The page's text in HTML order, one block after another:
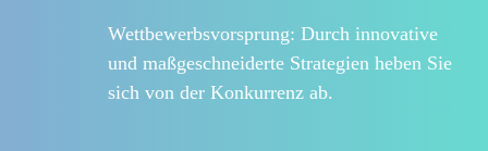
Wettbewerbsvorsprung: Durch innovative
und maßgeschneiderte Strategien heben Sie
sich von der Konkurrenz ab.